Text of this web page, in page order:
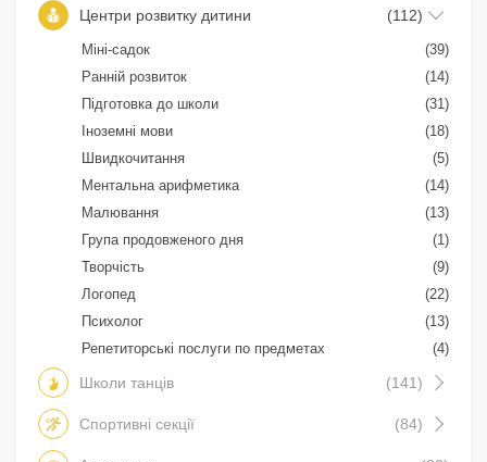
Центри розвитку дитини (112)
Міні-садок
(39)
Ранній розвиток
(14)
Підготовка до школи
(31)
Іноземні мови
(18)
Швидкочитання
(5)
Ментальна арифметика
(14)
Малювання
(13)
Група продовженого дня
(1)
Творчість
(9)
Логопед
(22)
Психолог
(13)
Репетиторські послуги по предметах
(4)
Школи танців (141)
Спортивні секції (84)